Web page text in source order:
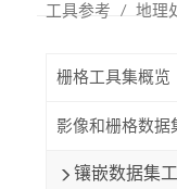
开
构
工具参考 地理
栅格工具集概览
影像和栅格数据
镶嵌数据集